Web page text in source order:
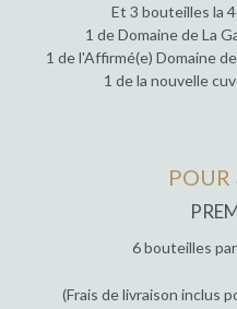
Et 3 bouteilles la
1 de Domaine de La
1 de l'Affirmé(e) Domaine
1 de la nouvelle
6 bouteilles
(Frais de livraison inclus